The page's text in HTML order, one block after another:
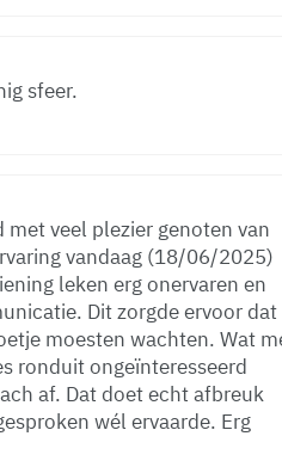
sfeer.
veel plezier genoten van
vandaag (18/06/2025)
leken erg onervaren en
Dit zorgde ervoor dat
wachten. Wat me
ronduit ongeïnteresseerd
af. Dat doet echt afbreuk
wél ervaarde. Erg